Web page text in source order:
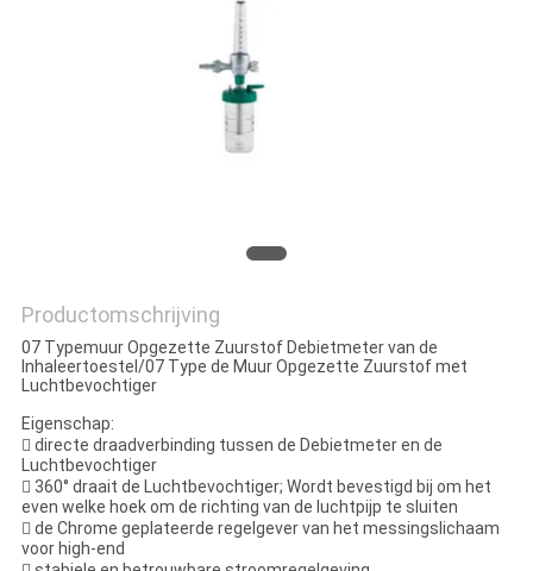
Productomschrijving
07 Typemuur Opgezette Zuurstof Debietmeter van de
Inhaleertoestel/07 Type de Muur Opgezette Zuurstof met
Luchtbevochtiger
Eigenschap:
 directe draadverbinding tussen de Debietmeter en de
Luchtbevochtiger
 360° draait de Luchtbevochtiger; Wordt bevestigd bij om het
even welke hoek om de richting van de luchtpijp te sluiten
 de Chrome geplateerde regelgever van het messingslichaam
voor high-end